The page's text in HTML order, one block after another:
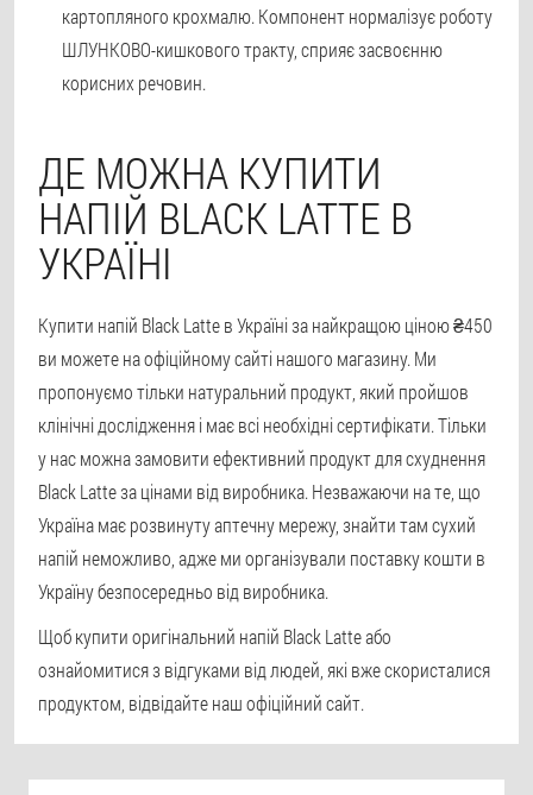
картопляного крохмалю. Компонент нормалізує роботу
ШЛУНКОВО-кишкового тракту, сприяє засвоєнню
корисних речовин.
ДЕ МОЖНА КУПИТИ
НАПІЙ BLACK LATTE В
УКРАЇНІ
Купити напій Black Latte в Україні за найкращою ціною ₴450
ви можете на офіційному сайті нашого магазину. Ми
пропонуємо тільки натуральний продукт, який пройшов
клінічні дослідження і має всі необхідні сертифікати. Тільки
у нас можна замовити ефективний продукт для схуднення
Black Latte за цінами від виробника. Незважаючи на те, що
Україна має розвинуту аптечну мережу, знайти там сухий
напій неможливо, адже ми організували поставку кошти в
Україну безпосередньо від виробника.
Щоб купити оригінальний напій Black Latte або
ознайомитися з відгуками від людей, які вже скористалися
продуктом, відвідайте наш офіційний сайт.